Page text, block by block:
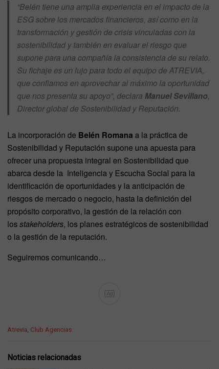
“Belén tiene una amplia experiencia en el impacto de la
ESG sobre los mercados financieros, así como en la
transformación y gestión de crisis vinculadas con la
sostenibilidad y también en evaluar el riesgo que
supone para una compañía la consistencia de su relato.
Su fichaje es un lujo para todo el equipo de ATREVIA,
que confiamos en aprovechar al máximo la oportunidad
que nos presenta su apoyo”, declara Manuel Sevillano,
Director global de Sostenibilidad y Reputación.
La incorporación de Belén Romana a la práctica de
Sostenibilidad y Reputación supone una apuesta para
ofrecer una propuesta integral en Sostenibilidad que
abarca desde la Inteligencia y Escucha Social para la
identificación de oportunidades y la anticipación de
riesgos de mercado o negocio, hasta la definición del
propósito corporativo, la gestión de la relación con
losstakeholders, los planes estratégicos de sostenibilidad
o la gestión de la reputación.
Seguiremos comunicando…
Ad
C
e
Atrevia Club Agencias
Noticias relacionadas